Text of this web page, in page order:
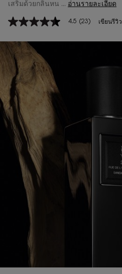
เสริมด้วยกลิ่นหน ... อ่านรายละเอียด
4.5
5
ดาว
ค่า
คะแนน
เฉลี่ย
Read
23
Reviews.
ลิงก์
หน้า
เดียวกัน
4.5 (23) เขียนรีวิว